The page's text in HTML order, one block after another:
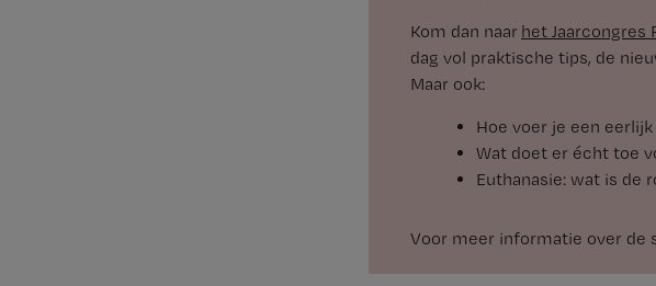
Kom dan naar het Jaarcongres
dag vol praktische tips, de
Maar ook:
Hoe voer je een
Wat doet er écht toe
Euthanasie: wat is de
Voor meer informatie over de